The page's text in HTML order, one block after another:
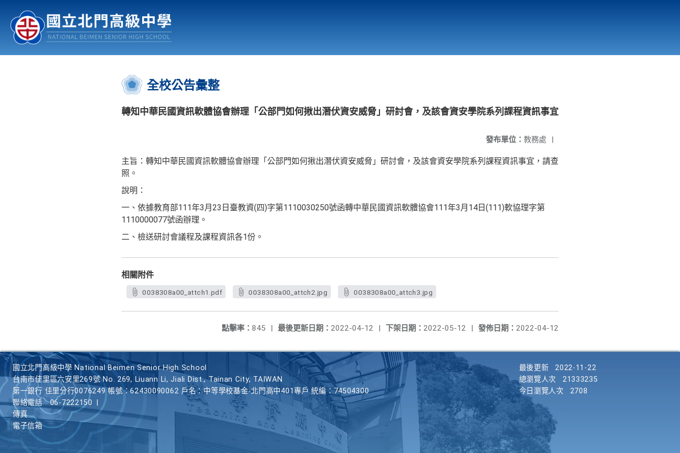
認識北中 行事曆
:::
全校公告彙整
轉知中華民國資訊軟體協會辦理「公部門如何揪出潛伏資安威脅」研討會，及該會資安學院系列課程資訊事宜
發布單位： 教務處 |
主旨：轉知中華民國資訊軟體協會辦理「公部門如何揪出潛伏資安威脅」研討會，及該會資安學院系列課程資訊事宜，請查
照。
說明：
一、依據教育部111年3月23日臺教資(四)字第1110030250號函轉中華民國資訊軟體協會111年3月14日(111)軟協理字第
1110000077號函辦理。
二、檢送研討會議程及課程資訊各1份。
相關附件
0038308a00_attch1.pdf 0038308a00_attch2.jpg 0038308a00_attch3.jpg
發佈日期： 2022-04-12
下架日期： 2022-05-12 |
最後更新日期： 2022-04-12 |
點擊率： 845 |
國立北門高級中學 National Beimen Senior High School
台南市佳里區六安里269號 No. 269, Liuann Li, Jiali Dist., Tainan City, TAIWAN
第一銀行 佳里分行0076249 帳號：62430090062 戶名：中等學校基金-北門高中401專戶 統編：74504300
聯絡電話
06-7222150
傳真
電子信箱
最後更新
2022-11-22
總瀏覽人次
21333235
今日瀏覽人次
2708